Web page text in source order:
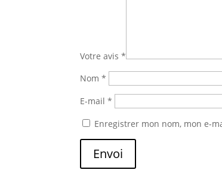
Votre avis*
Nom*
E-mail*
Enregistrer mon nom, mon e-
Envoi